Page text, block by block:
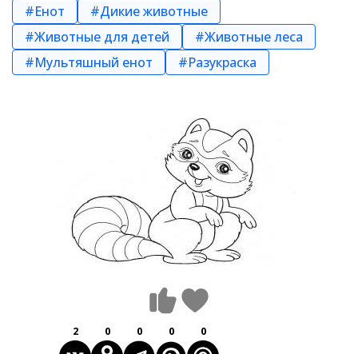
#Енот
#Дикие животные
#Животные для детей
#Животные леса
#Мультяшный енот
#Разукраска
2 0 0 0 0